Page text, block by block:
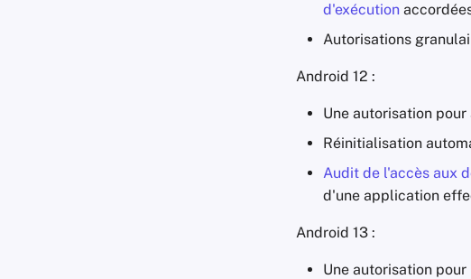
d'exécution
Autorisations
Android 12 :
Une autorisation
Réinitialisation
Audit de l'accès aux
d'une application
Android 13 :
Une autorisation pour